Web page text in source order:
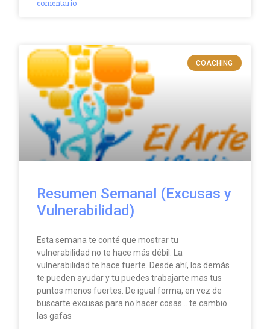
comentario
COACHING
Resumen Semanal (Excusas y
Vulnerabilidad)
Esta semana te conté que mostrar tu
vulnerabilidad no te hace más débil. La
vulnerabilidad te hace fuerte. Desde ahí, los demás
te pueden ayudar y tu puedes trabajarte mas tus
puntos menos fuertes. De igual forma, en vez de
buscarte excusas para no hacer cosas… te cambio
las gafas